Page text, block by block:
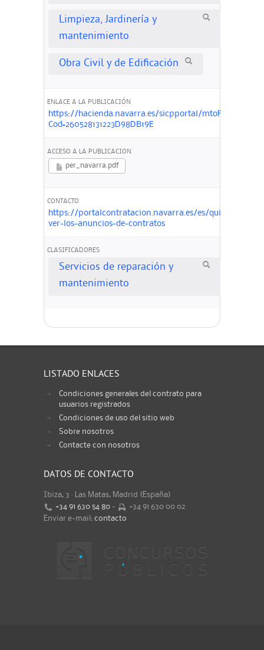
Limpieza, Jardinería y
mantenimiento
Obra Civil y de Edificación
ENLACE A LA PUBLICACIÓN
https://hacienda.navarra.es/sicpportal/
Cod=260528131223D98DB19E
ACCESO A LA PUBLICACION
per_navarra.pdf
CONTACTO
https://portalcontratacion.navarra.es/es/quiero-
ver-los-anuncios-de-contratos
CLASIFICADORES
Servicios de reparación y
mantenimiento
LISTADO ENLACES
Condiciones generales del contrato para
usuarios registrados
Condiciones de uso del sitio web
Sobre nosotros
Contacte con nosotros
DATOS DE CONTACTO
Ibiza, 3 · Las Matas, Madrid (España)
+34 91 630 54 80 -
+34 91 630 00 02
Enviar e-mail: contacto